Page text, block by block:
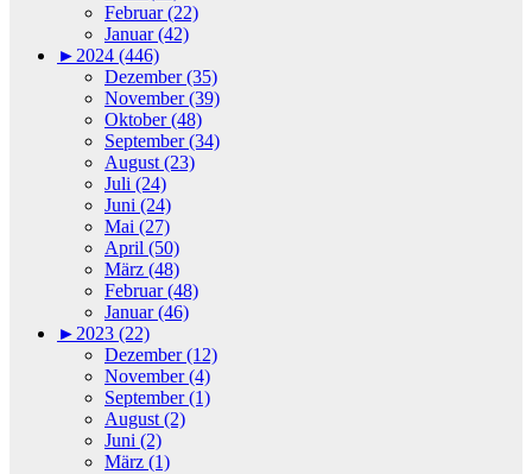
Februar (22)
Januar (42)
► 2024 (446)
Dezember (35)
November (39)
Oktober (48)
September (34)
August (23)
Juli (24)
Juni (24)
Mai (27)
April (50)
März (48)
Februar (48)
Januar (46)
► 2023 (22)
Dezember (12)
November (4)
September (1)
August (2)
Juni (2)
März (1)